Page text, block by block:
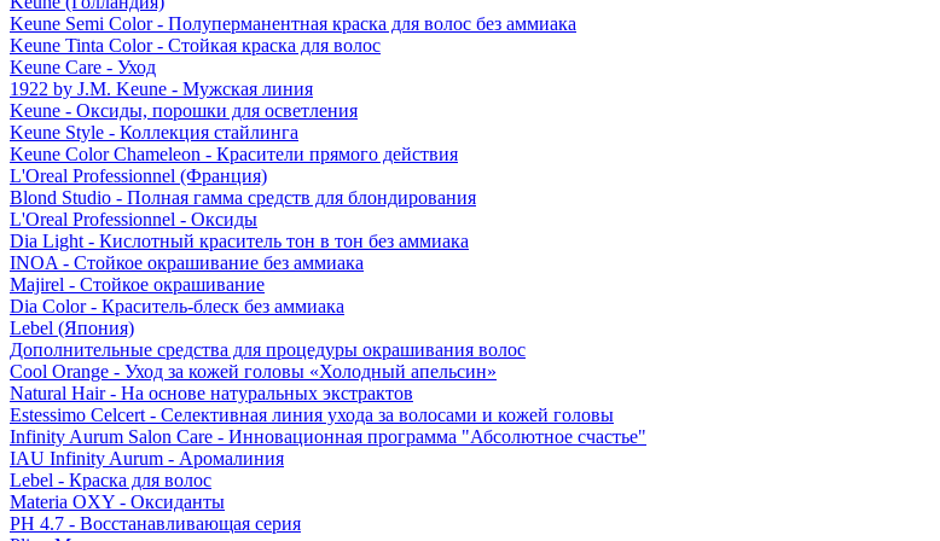
Keune Semi Color - Полуперманентная краска для волос без аммиака
Keune Tinta Color - Стойкая краска для волос
Keune Care - Уход
1922 by J.M. Keune - Мужская линия
Keune - Оксиды, порошки для осветления
Keune Style - Коллекция стайлинга
Keune Color Chameleon - Красители прямого действия
L'Oreal Professionnel (Франция)
Blond Studio - Полная гамма средств для блондирования
L'Oreal Professionnel - Оксиды
Dia Light - Кислотный краситель тон в тон без аммиака
INOA - Стойкое окрашивание без аммиака
Majirel - Стойкое окрашивание
Dia Color - Краситель-блеск без аммиака
Lebel (Япония)
Дополнительные средства для процедуры окрашивания волос
Cool Orange - Уход за кожей головы «Холодный апельсин»
Natural Hair - На основе натуральных экстрактов
Estessimo Celcert - Селективная линия ухода за волосами и кожей головы
Infinity Aurum Salon Care - Инновационная программа "Абсолютное счастье"
IAU Infinity Aurum - Аромалиния
Lebel - Краска для волос
Materia OXY - Оксиданты
PH 4.7 - Восстанавливающая серия